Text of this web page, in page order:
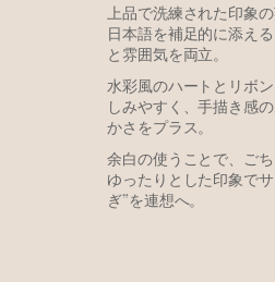
上品で洗練された印象の
日本語を補足的に添え
と雰囲気を両立。
水彩風のハートとリボ
しみやすく、手描き感
かさをプラス。
余白の使うことで、ごち
ゆったりとした印象で
ぎ”を連想へ。